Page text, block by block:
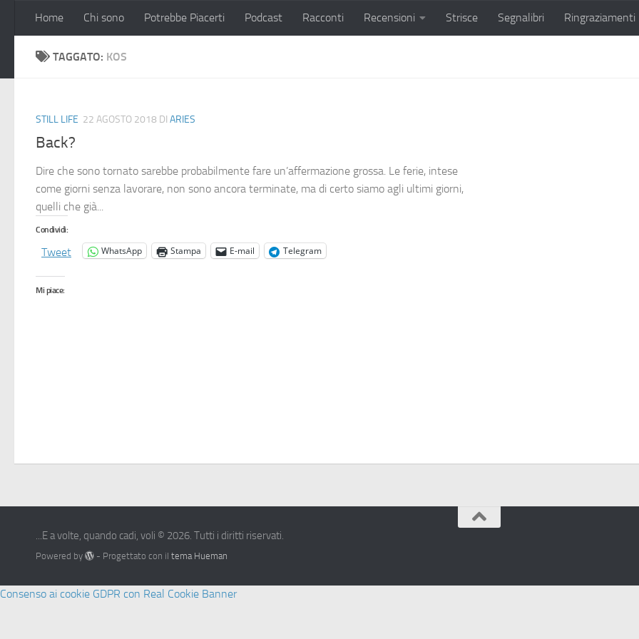
Salta al contenuto
Home Chi sono Potrebbe Piacerti Podcast Racconti Recensioni Strisce Segnalibri Ringraziamenti
TAGGATO: KOS
STILL LIFE 22 AGOSTO 2018 DI ARIES
Back?
Dire che sono tornato sarebbe probabilmente fare un’affermazione grossa. Le ferie, intese
come giorni senza lavorare, non sono ancora terminate, ma di certo siamo agli ultimi giorni,
quelli che già...
Condividi:
Tweet WhatsApp Stampa E-mail Telegram
Mi piace:
...E a volte, quando cadi, voli © 2026. Tutti i diritti riservati.
Powered by - Progettato con iltema Hueman
Consenso ai cookie GDPR con Real Cookie Banner